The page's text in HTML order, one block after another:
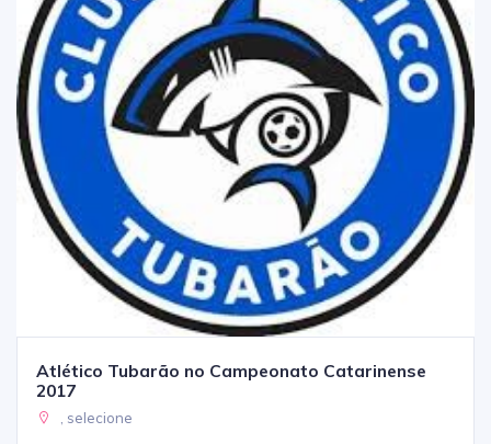
Atlético Tubarão no Campeonato Catarinense
2017
, selecione